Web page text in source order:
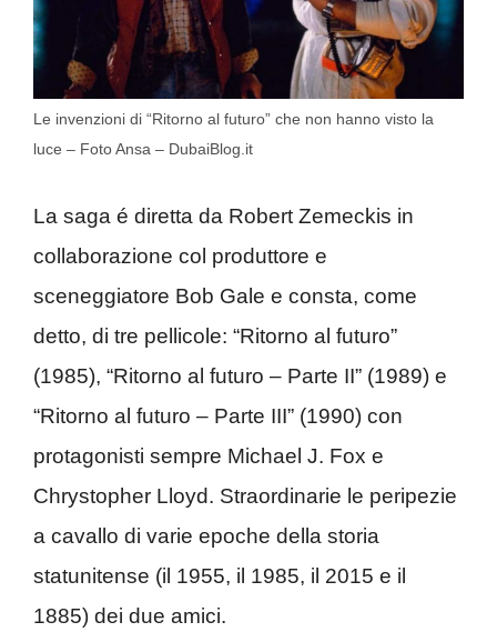
Le invenzioni di “Ritorno al futuro” che non hanno visto la
luce – Foto Ansa – DubaiBlog.it
La saga é diretta da Robert Zemeckis in
collaborazione col produttore e
sceneggiatore Bob Gale e consta, come
detto, di tre pellicole: “Ritorno al futuro”
(1985), “Ritorno al futuro – Parte II” (1989) e
“Ritorno al futuro – Parte III” (1990) con
protagonisti sempre Michael J. Fox e
Chrystopher Lloyd. Straordinarie le peripezie
a cavallo di varie epoche della storia
statunitense (il 1955, il 1985, il 2015 e il
1885) dei due amici.